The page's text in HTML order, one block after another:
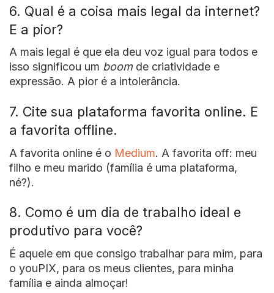
6. Qual é a coisa mais legal da internet?
E a pior?
A mais legal é que ela deu voz igual para todos e
isso significou um boomde criatividade e
expressão. A pior é a intolerância.
7. Cite sua plataforma favorita online. E
a favorita offline.
A favorita online é o Medium. A favorita off: meu
filho e meu marido (família é uma plataforma,
né?).
8. Como é um dia de trabalho ideal e
produtivo para você?
É aquele em que consigo trabalhar para mim, para
o youPIX, para os meus clientes, para minha
família e ainda almoçar!